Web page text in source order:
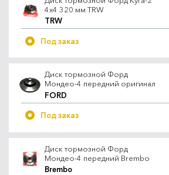
4х4 320 мм TRW
TRW
Под заказ
Диск тормозной Форд
Мондео-4 передний оригинал
FORD
Под заказ
Диск тормозной Форд
Мондео-4 передний Brembo
Brembo